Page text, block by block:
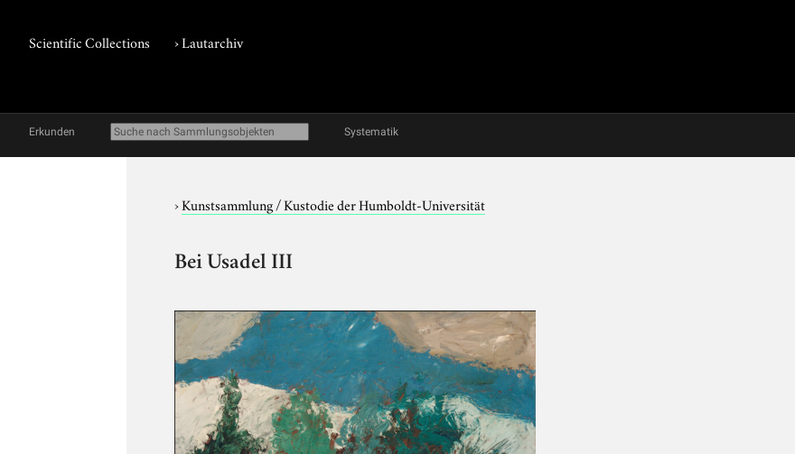
Scientific Collections ›Lautarchiv
Erkunden Systematik
›Kunstsammlung / Kustodie der Humboldt-Universität
Bei Usadel III